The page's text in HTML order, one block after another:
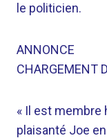
le politicien.
ANNONCE
CHARGEMENT
« Il est membre
plaisanté Joe